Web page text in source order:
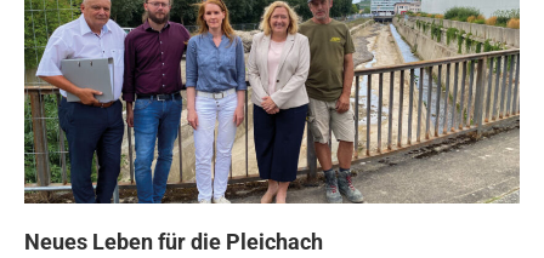
Neues Leben für die Pleichach